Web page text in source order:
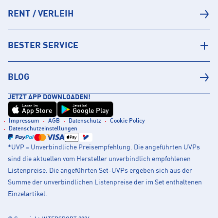
RENT / VERLEIH
BESTER SERVICE
BLOG
JETZT APP DOWNLOADEN!
Laden im
App Store
Jetzt bei
Google Play
Impressum AGB Datenschutz
Cookie Policy
Datenschutzeinstellungen
*UVP = Unverbindliche Preisempfehlung. Die angeführten UVPs
sind die aktuellen vom Hersteller unverbindlich empfohlenen
Listenpreise. Die angeführten Set-UVPs ergeben sich aus der
Summe der unverbindlichen Listenpreise der im Set enthaltenen
Einzelartikel.